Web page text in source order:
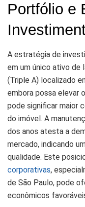
Portfólio e
A estratégia de
em um único ativo de
(Triple A) localizado
embora possa elevar
pode significar maior
do imóvel. A
dos anos atesta a
mercado, indicando
qualidade. Este
corporativas,
de São Paulo, pode
econômicos